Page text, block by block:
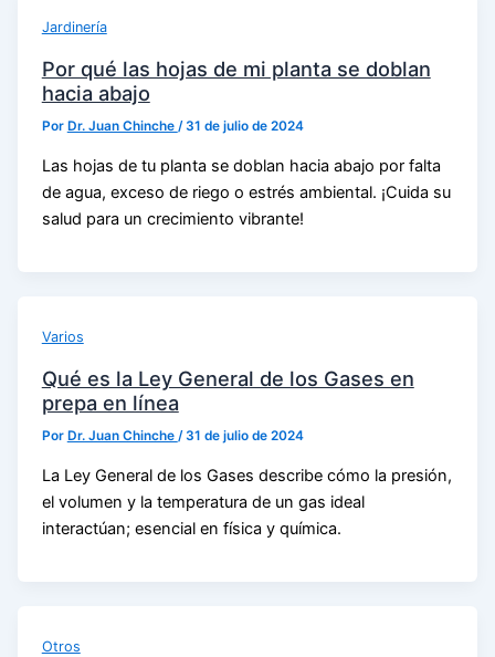
Jardinería
Por qué las hojas de mi planta se doblan
hacia abajo
Por Dr. Juan Chinche /31 de julio de 2024
Las hojas de tu planta se doblan hacia abajo por falta
de agua, exceso de riego o estrés ambiental. ¡Cuida su
salud para un crecimiento vibrante!
Varios
Qué es la Ley General de los Gases en
prepa en línea
Por Dr. Juan Chinche /31 de julio de 2024
La Ley General de los Gases describe cómo la presión,
el volumen y la temperatura de un gas ideal
interactúan; esencial en física y química.
Otros